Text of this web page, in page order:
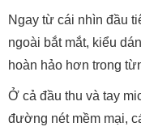
Ngay từ cái nhìn đầu
ngoài bắt mắt, kiểu
hoàn hảo hơn trong
Ở cả đầu thu và tay
đường nét mềm mại,